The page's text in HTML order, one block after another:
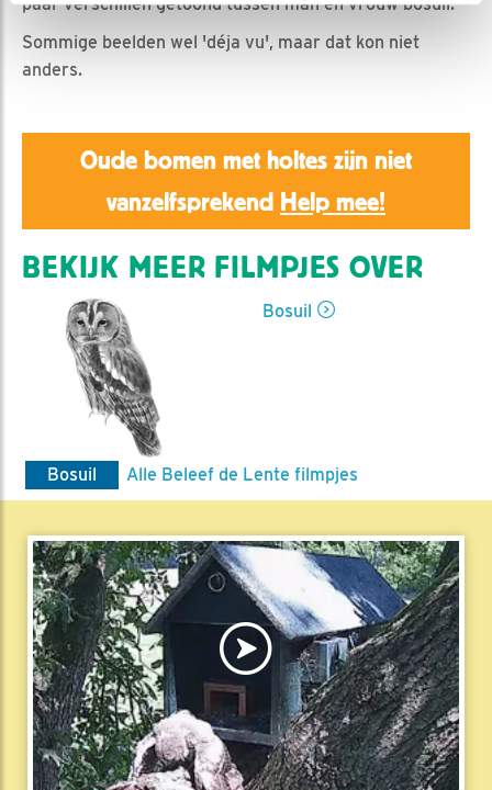
Sommige beelden wel 'déja vu', maar dat kon niet
anders.
Oude bomen met holtes zijn niet
vanzelfsprekend Help mee!
BEKIJK MEER FILMPJES OVER
Bosuil
Bosuil Alle Beleef de Lente filmpjes